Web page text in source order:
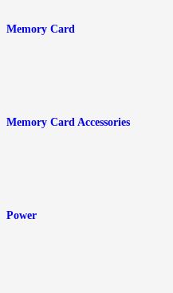
Memory Card
Memory Card Accessories
Power